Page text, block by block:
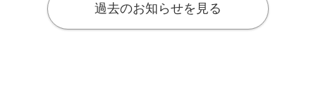
過去のお知らせを見る